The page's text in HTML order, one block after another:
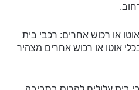
או רכוש אחרים: רכבי בית
אוטו או רכוש אחרים מצהיר